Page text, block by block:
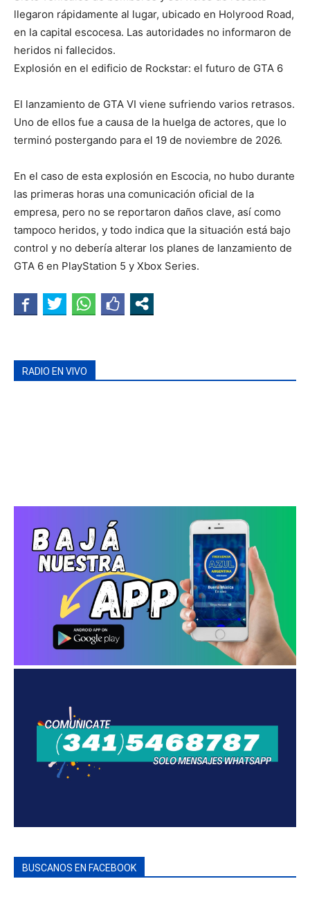
llegaron rápidamente al lugar, ubicado en Holyrood Road,
en la capital escocesa. Las autoridades no informaron de
heridos ni fallecidos.
Explosión en el edificio de Rockstar: el futuro de GTA 6
El lanzamiento de GTA VI viene sufriendo varios retrasos.
Uno de ellos fue a causa de la huelga de actores, que lo
terminó postergando para el 19 de noviembre de 2026.
En el caso de esta explosión en Escocia, no hubo durante
las primeras horas una comunicación oficial de la
empresa, pero no se reportaron daños clave, así como
tampoco heridos, y todo indica que la situación está bajo
control y no debería alterar los planes de lanzamiento de
GTA 6 en PlayStation 5 y Xbox Series.
RADIO EN VIVO
BUSCANOS EN FACEBOOK